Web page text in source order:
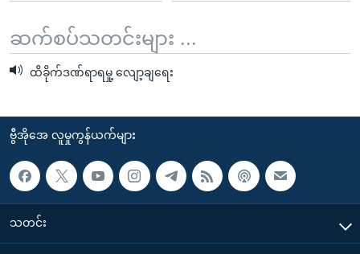
ဆက်စပ်သတင်းများ ...
ထိခိုက်ဒဏ်ရာရမှု့ လျော့ချရေး
ဗွီအိုအေ လူမှုကွန်ယက်များ
သတင်း